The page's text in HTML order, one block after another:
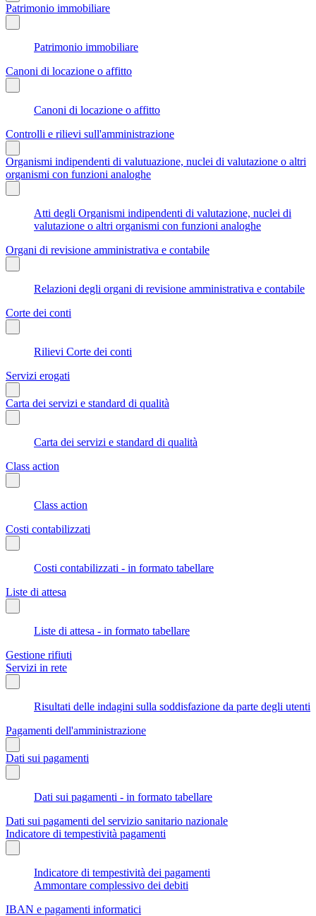
Patrimonio immobiliare
Patrimonio immobiliare
Canoni di locazione o affitto
Canoni di locazione o affitto
Controlli e rilievi sull'amministrazione
Organismi indipendenti di valutuazione, nuclei di valutazione o altri
organismi con funzioni analoghe
Atti degli Organismi indipendenti di valutazione, nuclei di
valutazione o altri organismi con funzioni analoghe
Organi di revisione amministrativa e contabile
Relazioni degli organi di revisione amministrativa e contabile
Corte dei conti
Rilievi Corte dei conti
Servizi erogati
Carta dei servizi e standard di qualità
Carta dei servizi e standard di qualità
Class action
Class action
Costi contabilizzati
Costi contabilizzati - in formato tabellare
Liste di attesa
Liste di attesa - in formato tabellare
Gestione rifiuti
Servizi in rete
Risultati delle indagini sulla soddisfazione da parte degli utenti
Pagamenti dell'amministrazione
Dati sui pagamenti
Dati sui pagamenti - in formato tabellare
Dati sui pagamenti del servizio sanitario nazionale
Indicatore di tempestività pagamenti
Indicatore di tempestività dei pagamenti
Ammontare complessivo dei debiti
IBAN e pagamenti informatici